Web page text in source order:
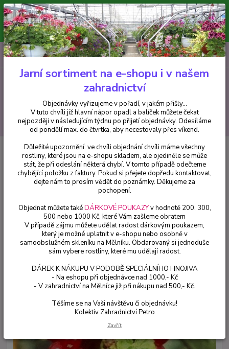
Minimální hodnota pro odeslání z e-shopu je 300 Kč.
V tuto chvíli již hlavní nápor objednávek opadl a balíček můžete čekat
nejpozději v následujícím týdnu po přijetí objednávky. Objednávky
vyřizujeme v pořadí, v jakém přišly...
CZK
Hledat
+420 602 223 614 0ks
za0 Kč
Drobné ovoce Rybíz červený Jonkheer van Tets - 006
Rybíz červený Jonkheer van Tets -
Jarní sortiment na e-shopu i v našem
zahradnictví
Objednávky vyřizujeme v pořadí, v jakém přišly...
V tuto chvíli již hlavní nápor opadl a balíček můžete čekat
nejpozději v následujícím týdnu po přijetí objednávky. Odesíláme
od pondělí max. do čtvrtka, aby necestovaly přes víkend.
Důležité upozornění: ve chvíli objednání chvíli máme všechny
rostliny, které jsou na e-shopu skladem, ale ojediněle se může
stát, že při odeslání některá chybí. V tomto případě odečteme
chybějící položku z faktury. Pokud si přejete dopředu kontaktovat,
dejte nám to prosím vědět do poznámky. Děkujeme za
pochopení.
Objednat můžete takéDÁRKOVÉ POUKAZYv hodnotě 200, 300,
500 nebo 1000 Kč, které Vám zašleme obratem
V případě zájmu můžete udělat radost dárkovým poukazem,
který je možné uplatnit v e-shopu nebo osobně v
samoobslužném skleníku na Mělníku. Obdarovaný si jednoduše
sám vybere rostliny, které mu udělají radost.
DÁREK K NÁKUPU V PODOBĚ SPECIÁLNÍHO HNOJIVA
- Na eshopu při objednávce nad 1000,- Kč
- V zahradnictví na Mělníce již při nákupu nad 500,- Kč.
Těšíme se na Vaši návštěvu či objednávku!
Kolektiv Zahradnictví Petro
Zavřít